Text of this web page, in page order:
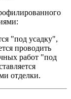
"под усадку",
проводить
работ "под
отделки.